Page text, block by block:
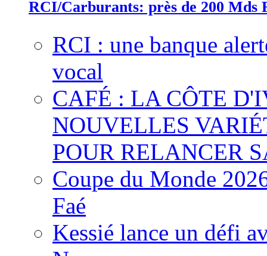
RCI/Carburants: près de 200 Mds
RCI : une banque
vocal
CAFÉ : LA CÔTE
NOUVELLES
POUR RELANCER
Coupe du Monde
Faé
Kessié lance un défi